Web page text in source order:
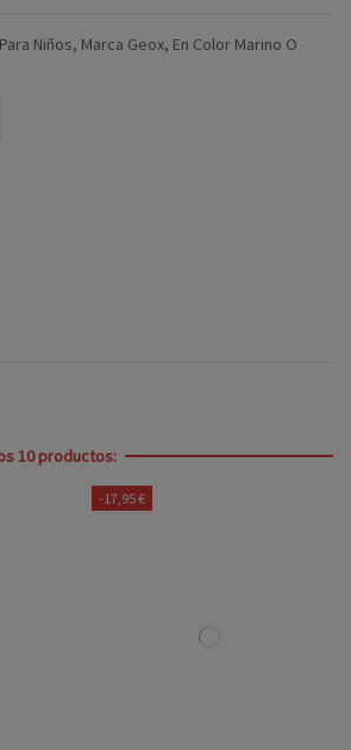
Niños, Marca Geox, En Color Marino O
10 productos:
-17,95 €